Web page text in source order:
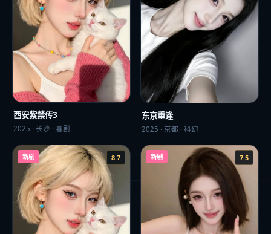
西安紫禁传3
2025 · 长沙 · 喜剧
东京重逢
2025 · 京都 · 科幻
新剧 8.7 新剧 7.5